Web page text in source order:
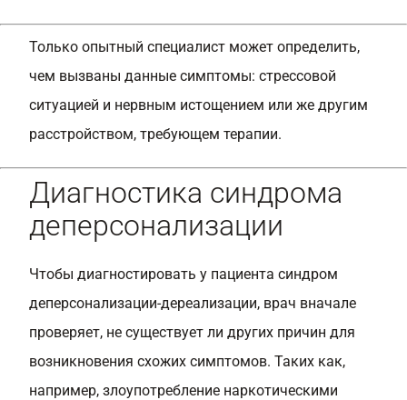
Только опытный специалист может определить,
чем вызваны данные симптомы: стрессовой
ситуацией и нервным истощением или же другим
расстройством, требующем терапии.
Диагностика синдрома
деперсонализации
Чтобы диагностировать у пациента синдром
деперсонализации-дереализации, врач вначале
проверяет, не существует ли других причин для
возникновения схожих симптомов. Таких как,
например, злоупотребление наркотическими